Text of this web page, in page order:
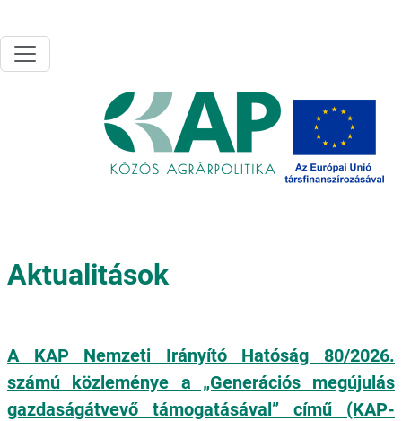
Aktualitások
A KAP Nemzeti Irányító Hatóság 80/2026.
számú közleménye a „Generációs megújulás
gazdaságátvevő támogatásával” című (KAP-